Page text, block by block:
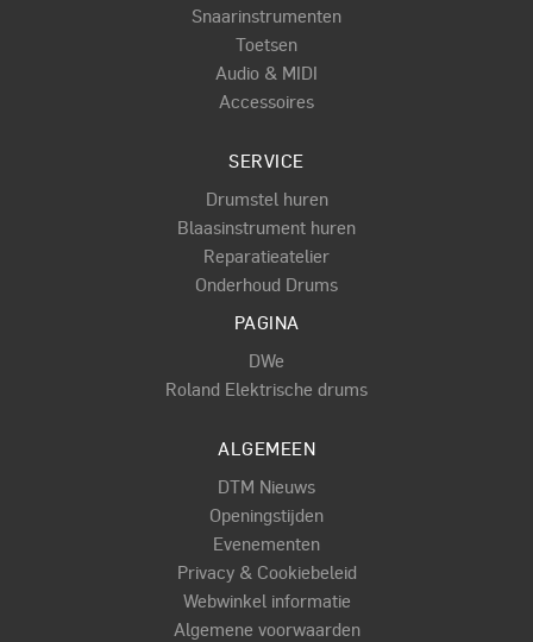
Snaarinstrumenten
Toetsen
Audio & MIDI
Accessoires
SERVICE
Drumstel huren
Blaasinstrument huren
Reparatieatelier
Onderhoud Drums
PAGINA
DWe
Roland Elektrische drums
ALGEMEEN
DTM Nieuws
Openingstijden
Evenementen
Privacy & Cookiebeleid
Webwinkel informatie
Algemene voorwaarden